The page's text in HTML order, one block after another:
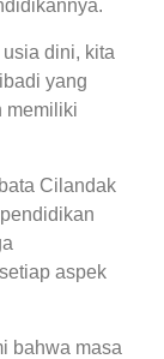
dini, kita
yang
memiliki
Cilandak
aspek
bahwa masa